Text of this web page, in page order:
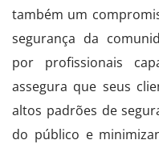
também um
segurança da
por profissionais
assegura que seus
altos padrões de
do público e